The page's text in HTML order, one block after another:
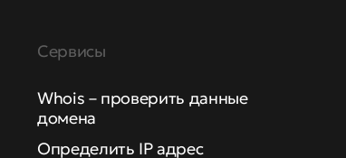
Сервисы
Whois – проверить данные
домена
Определить IP адрес